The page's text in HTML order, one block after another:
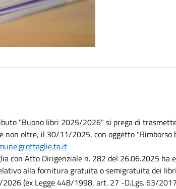
"Buono libri 2025/2026" si prega di
non oltre, il 30/11/2025, con oggetto "Rimborso
con Atto Dirigenziale n. 282 del 26.06.2025 ha
alla fornitura gratuita o semigratuita dei
(ex Legge 448/1998, art. 27 -D.Lgs. 63/